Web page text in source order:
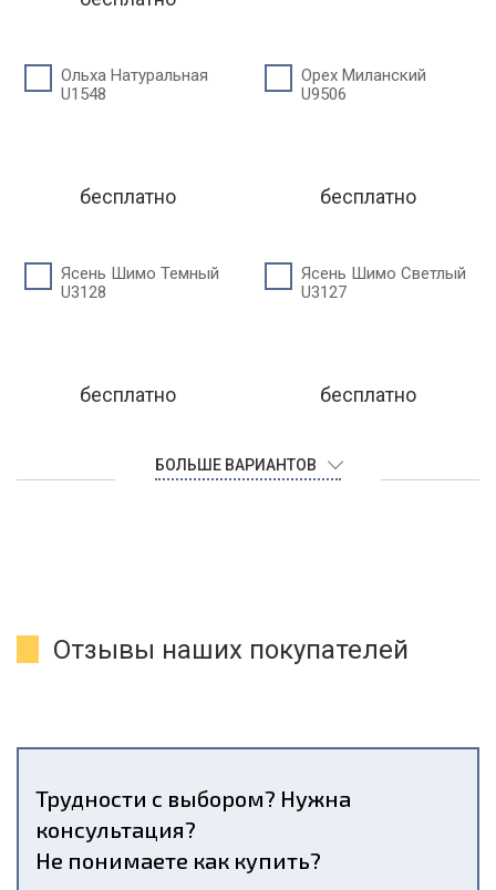
Ольха Натуральная
U1548
бесплатно
Орех Миланский
U9506
бесплатно
Ясень Шимо Темный
U3128
бесплатно
Ясень Шимо Светлый
U3127
бесплатно
БОЛЬШЕ ВАРИАНТОВ
Отзывы наших покупателей
Трудности с выбором? Нужна
консультация?
Не понимаете как купить?